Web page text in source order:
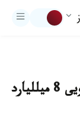
الماتىدا ءىرى كومپانيا ءتورت جىل بويى 8 ميلليارد